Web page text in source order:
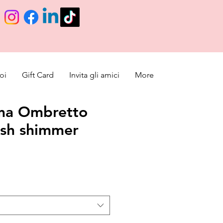
Gift Card Invita gli amici More
Ombretto
shimmer